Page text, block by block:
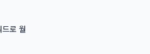
로 월